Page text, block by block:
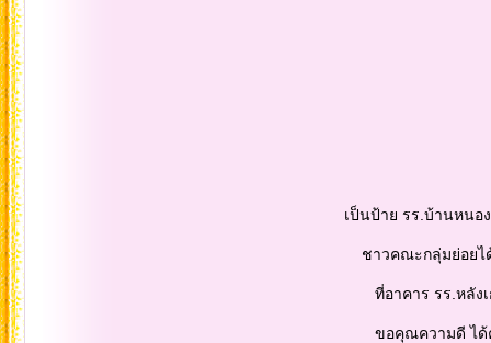
เป็นป้าย รร.บ้านหนองหว้า ที่ชาว
ชาวคณะกลุ่มย่อยได้ไปบันทึกภ
ที่อาคาร รร.หลังเก่า เป็นอนุส
ขอคุณความดี ได้คุ้มครองพวกเ